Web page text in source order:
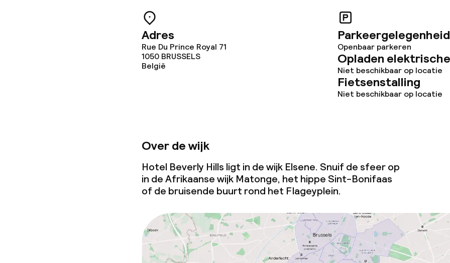
Adres
Rue Du Prince Royal 71
1050 BRUSSELS
België
Parkeergelegenheid
Openbaar parkeren
Opladen
Niet beschikbaar op locatie
Fietsenstalling
Niet beschikbaar op locatie
Over de wijk
Hotel Beverly Hills ligt in de wijk Elsene. Snuif de sfeer op
in de Afrikaanse wijk Matonge, het hippe Sint-Bonifaas
of de bruisende buurt rond het Flageyplein.